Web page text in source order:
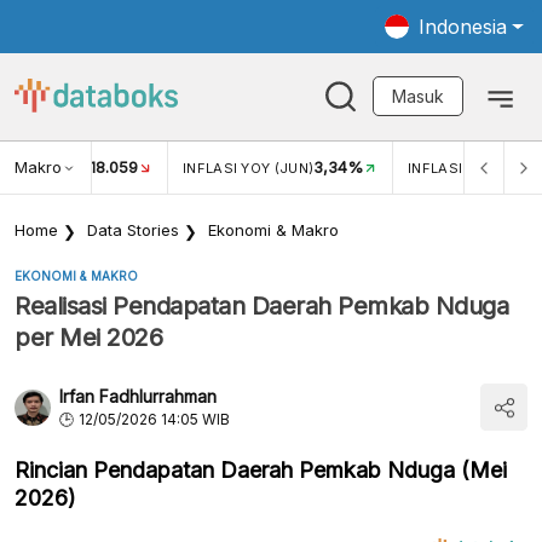
Indonesia
Masuk
Makro
USD/IDR 18.059 INFLASI YOY (JUN)3,34% INFLASI MOM
Home Data Stories Ekonomi & Makro
EKONOMI & MAKRO
Realisasi Pendapatan Daerah Pemkab Nduga
per Mei 2026
Irfan Fadhlurrahman
12/05/2026 14:05 WIB
Rincian Pendapatan Daerah Pemkab Nduga (Mei
2026)